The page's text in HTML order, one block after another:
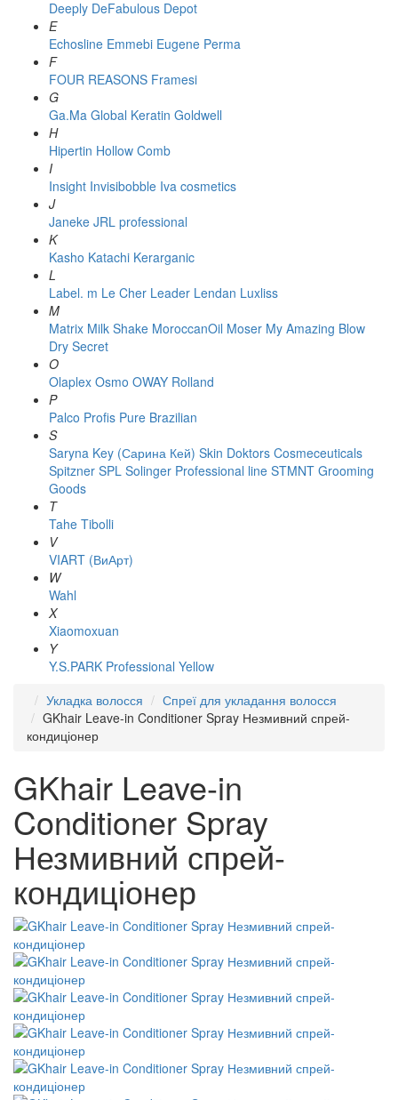
Deeply DeFabulous Depot
E
Echosline Emmebi Eugene Perma
F
FOUR REASONS Framesi
G
Ga.Ma Global Keratin Goldwell
H
Hipertin Hollow Comb
I
Insight Invisibobble Iva cosmetics
J
Janeke JRL professional
K
Kasho Katachi Kerarganic
L
Label. m Le Cher Leader Lendan Luxliss
M
Matrix Milk Shake MoroccanOil Moser My Amazing Blow
Dry Secret
O
Olaplex Osmo OWAY Rolland
P
Palco Profis Pure Brazilian
S
Saryna Key (Сарина Кей) Skin Doktors Cosmeceuticals
Spitzner SPL Solinger Professional line STMNT Grooming
Goods
T
Tahe Tibolli
V
VIART (ВиАрт)
W
Wahl
X
Xiaomoxuan
Y
Y.S.PARK Professional Yellow
Укладка волосся
Спреї для укладання волосся
GKhair Leave-in Conditioner Spray Незмивний спрей-
кондиціонер
GKhair Leave-in
Conditioner Spray
Незмивний спрей-
кондиціонер